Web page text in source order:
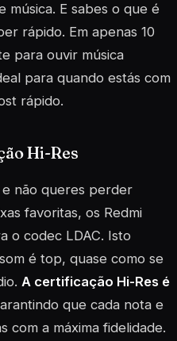
música. E sabes o que é
rápido. Em apenas 10
para ouvir música
para quando estás com
rápido.
Hi-Res
e não queres perder
favoritas, os Redmi
o codec LDAC. Isto
é top, quase como se
A certificação Hi-Res é
que cada nota e
com a máxima fidelidade.